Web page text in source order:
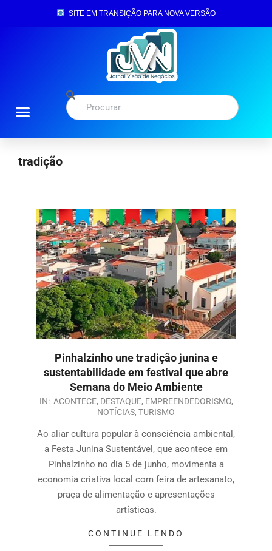
SITE EM TRANSIÇÃO PARA NOVA VERSÃO
tradição
Pinhalzinho une tradição junina e
sustentabilidade em festival que abre
Semana do Meio Ambiente
IN: ACONTECE, DESTAQUE, EMPREENDEDORISMO,
NOTÍCIAS, TURISMO
Ao aliar cultura popular à consciência ambiental,
a Festa Junina Sustentável, que acontece em
Pinhalzinho no dia 5 de junho, movimenta a
economia criativa local com feira de artesanato,
praça de alimentação e apresentações
artísticas.
CONTINUE LENDO